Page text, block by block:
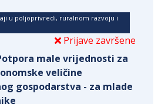
u poljoprivredi, ruralnom razvoju i
Prijave završene
male vrijednosti za
veličine
gospodarstva - za mlade